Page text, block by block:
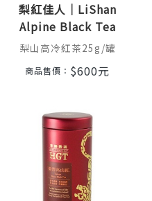
梨紅佳人｜LiShan
Alpine Black Tea
梨山高冷紅茶25g/罐
商品售價： $600元